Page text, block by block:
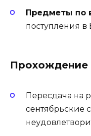
Предметы по
поступления в
Прохождение
Пересдача на
сентябрьские